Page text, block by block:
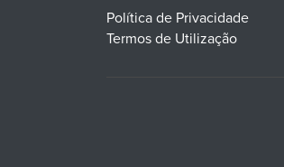
Política de Privacidade
Termos de Utilização